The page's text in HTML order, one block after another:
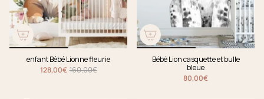
enfant Bébé Lionne fleurie
128,00€ 160,00€
Bébé Lion casquette et bulle
bleue
80,00€